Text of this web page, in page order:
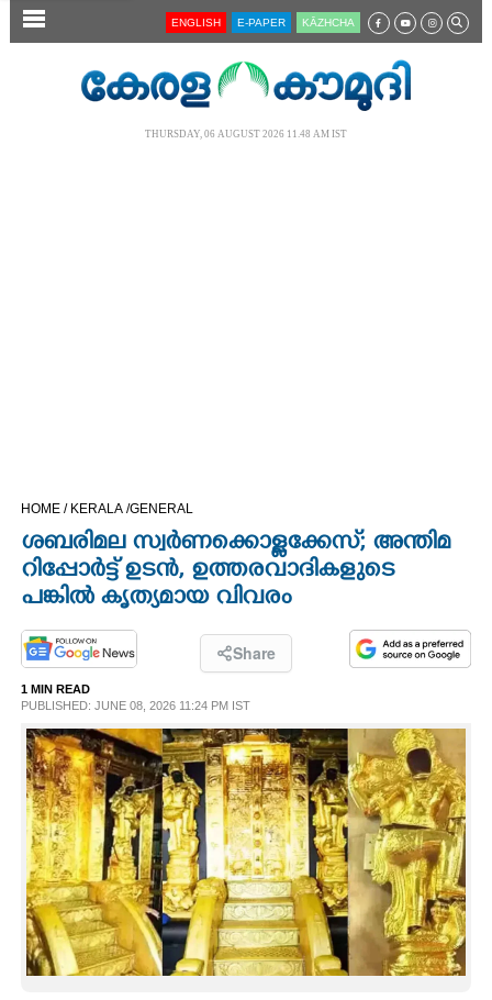
SECTIONS
CINEMA
OPINION
PHOTOS
LIFESTYLE
SPIRITUAL
INFO+
ART
ASTRO
ENGLISH E-PAPER KĀZHCHA
THURSDAY, 06 AUGUST 2026 11.48 AM IST
HOME / KERALA /GENERAL
ശബരിമല സ്വർണക്കൊള്ളക്കേസ്; അന്തിമ
റിപ്പോർട്ട് ഉടൻ, ഉത്തരവാദികളുടെ
പങ്കിൽ കൃത്യമായ വിവരം
Share
1 MIN READ
PUBLISHED: JUNE 08, 2026 11:24 PM IST